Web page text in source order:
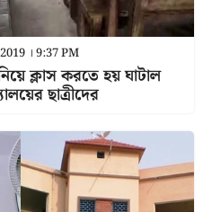
। 9:37 PM
ক্লাস করতে হয় ঘাটাল
ছাত্রীদের